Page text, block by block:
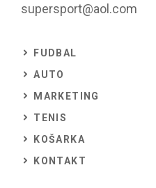
supersport@aol.com
FUDBAL
AUTO
MARKETING
TENIS
KOŠARKA
KONTAKT